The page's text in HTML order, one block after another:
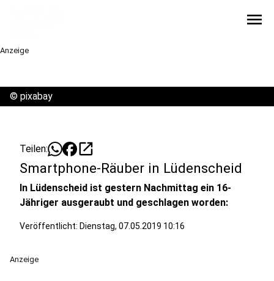
menu
Anzeige
© pixabay
Teilen: open_in_new
Smartphone-Räuber in Lüdenscheid
In Lüdenscheid ist gestern Nachmittag ein 16-
Jähriger ausgeraubt und geschlagen worden:
Veröffentlicht: Dienstag, 07.05.2019 10:16
Anzeige